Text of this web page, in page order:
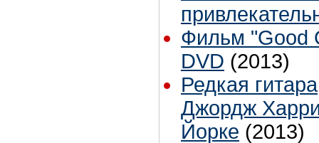
Фильм "Good
DVD (2013)
Редкая
Джордж
Йорке (2013)